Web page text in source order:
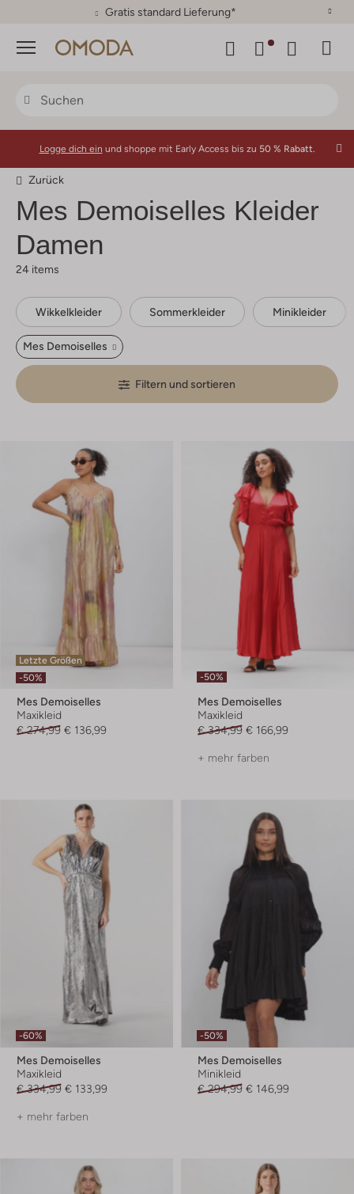
30 Tage Rückgaberecht
Menü
Logge dich ein und shoppe mit Early Access bis zu 50 % Rabatt.
Zurück
Mes Demoiselles Kleider
Damen
24 items
Wikkelkleider Sommerkleider Minikleider
Mes Demoiselles
Filtern und sortieren
Letzte Größen
-50%
Mes Demoiselles
Maxikleid
€ 274,99 € 136,99
-50%
Mes Demoiselles
Maxikleid
€ 334,99 € 166,99
+ mehr farben
-60%
Mes Demoiselles
Maxikleid
€ 334,99 € 133,99
+ mehr farben
-50%
Mes Demoiselles
Minikleid
€ 294,99 € 146,99